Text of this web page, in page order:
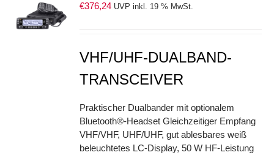
€376,24 UVP inkl. 19 % MwSt.
VHF/UHF-DUALBAND-
TRANSCEIVER
Praktischer Dualbander mit optionalem
Bluetooth®-Headset Gleichzeitiger Empfang
VHF/VHF, UHF/UHF, gut ablesbares weiß
beleuchtetes LC-Display, 50 W HF-Leistung